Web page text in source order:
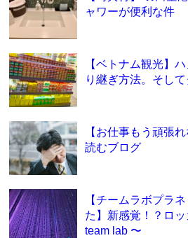
ャワーが便利な件
【ベトナム観光】
り継ぎ方法。そし
【お仕事もう頑張
読むブログ
【チームラボプラ
た】新感覚！？ロ
team lab 〜